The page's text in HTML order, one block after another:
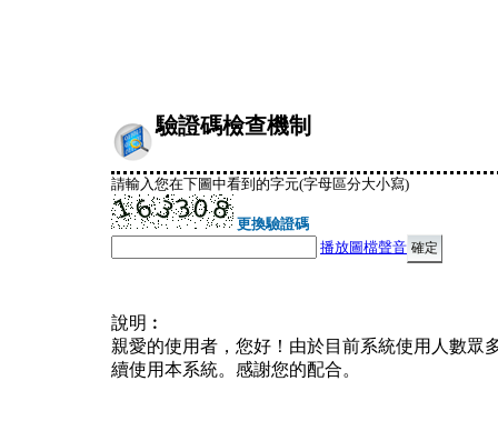
驗證碼檢查機制
請輸入您在下圖中看到的字元(字母區分大小寫)
更換驗證碼
播放圖檔聲音
說明︰
親愛的使用者，您好！由於目前系統使用人數眾
續使用本系統。感謝您的配合。